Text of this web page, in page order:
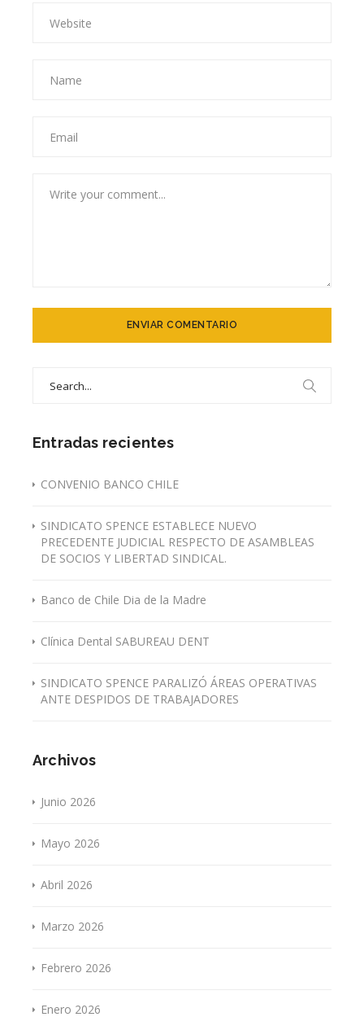
Entradas recientes
CONVENIO BANCO CHILE
SINDICATO SPENCE ESTABLECE NUEVO
PRECEDENTE JUDICIAL RESPECTO DE ASAMBLEAS
DE SOCIOS Y LIBERTAD SINDICAL.
Banco de Chile Dia de la Madre
Clínica Dental SABUREAU DENT
SINDICATO SPENCE PARALIZÓ ÁREAS OPERATIVAS
ANTE DESPIDOS DE TRABAJADORES
Archivos
Junio 2026
Mayo 2026
Abril 2026
Marzo 2026
Febrero 2026
Enero 2026